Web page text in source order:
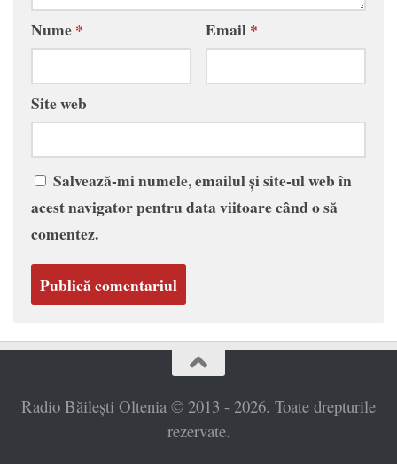
Nume* Email*
Site web
Salvează-mi numele, emailul și site-ul web în
acest navigator pentru data viitoare când o să
comentez.
Radio Băilești Oltenia © 2013 - 2026. Toate drepturile
rezervate.